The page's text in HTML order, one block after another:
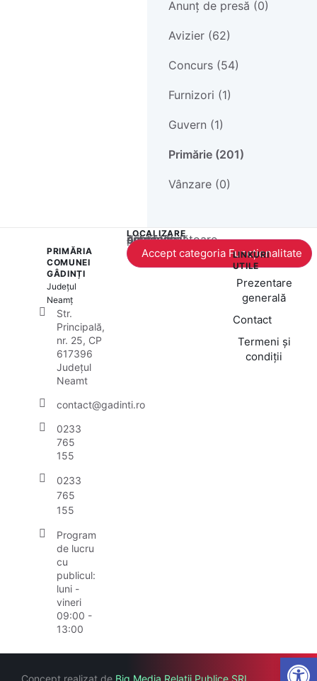
Anunț de presă (0)
Avizier (62)
Concurs (54)
Furnizori (1)
Guvern (1)
Primărie (201)
Vânzare (0)
PRIMĂRIA
COMUNEI
GÂDINȚI
Județul
Neamț
Str.
Principală,
nr. 25, CP
617396
Județul
Neamt
contact@gadinti.ro
0233
765
155
0233
765
155
Program
de lucru
cu
publicul:
luni -
vineri
09:00 -
13:00
LOCALIZARE
Acest conținut este blocat până când acceptați categoria corespunzătoare de cookie-uri.
Accept categoria Funcționalitate
LINKURI
UTILE
Prezentare
generală
Contact
Termeni și
condiții
Concept realizat de Big Media Relații Publice SRL